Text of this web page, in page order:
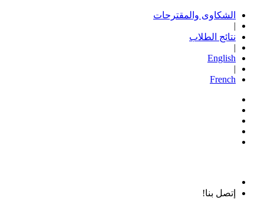
الشكاوى والمقترحات
|
نتائج الطلاب
|
English
|
French
إتصل بنا!